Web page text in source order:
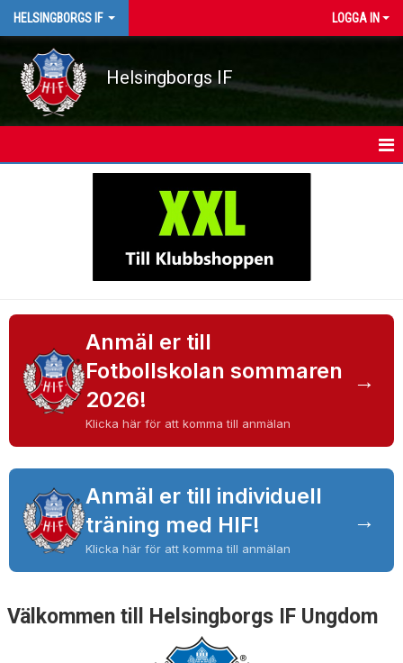
HELSINGBORGS IF LOGGA IN
Helsingborgs IF
FOTBOLL PÅ SKOLTID
PROVTRÄNA
KONTAKT
Anmäl er till
Fotbollskolan sommaren
2026!
Klicka här för att komma till anmälan
→
Anmäl er till individuell
träning med HIF!
Klicka här för att komma till anmälan
→
Välkommen till Helsingborgs IF Ungdom